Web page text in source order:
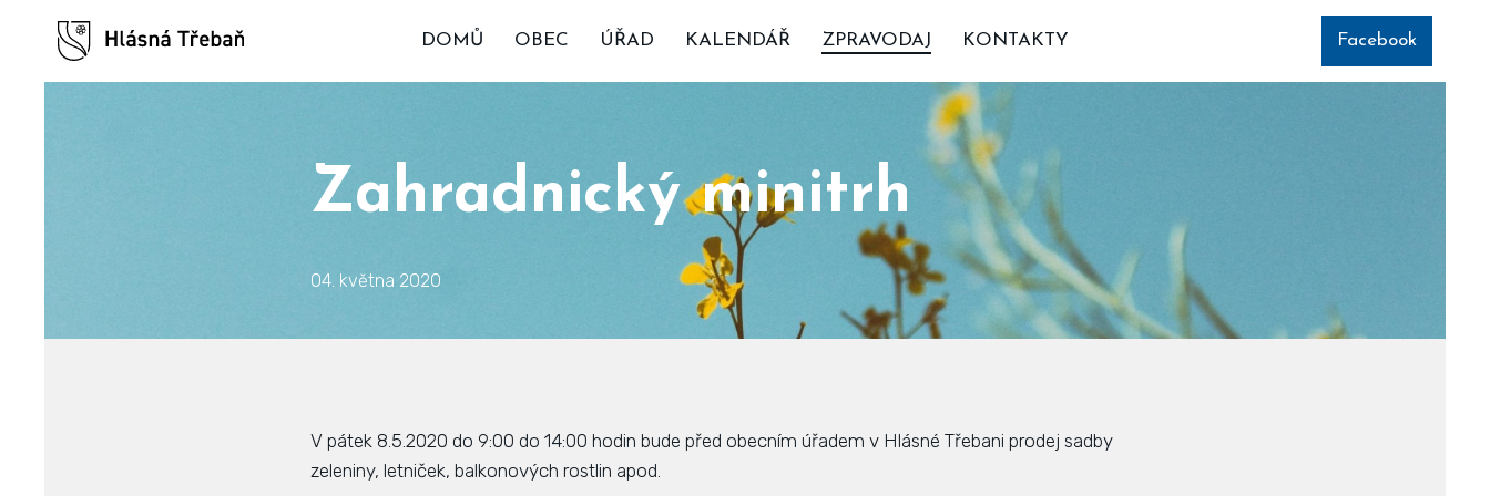
DOMŮ OBEC ÚŘAD KALENDÁŘ ZPRAVODAJ KONTAKTY Facebook
Zahradnický minitrh
04. května 2020
V pátek 8.5.2020 do 9:00 do 14:00 hodin bude před obecním úřadem v Hlásné Třebani prodej sadby
zeleniny, letniček, balkonových rostlin apod.